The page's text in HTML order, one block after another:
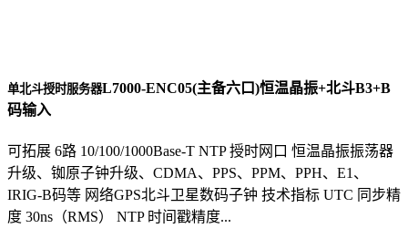
单北斗授时服务器L7000-ENC05(主备六口)恒温晶振+北斗B3+B
码输入
可拓展 6路 10/100/1000Base-T NTP 授时网口 恒温晶振振荡器
升级、铷原子钟升级、CDMA、PPS、PPM、PPH、E1、
IRIG-B码等 网络GPS北斗卫星数码子钟 技术指标 UTC 同步精
度 30ns（RMS） NTP 时间戳精度...